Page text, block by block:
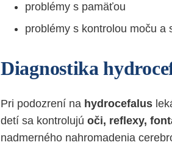
problémy s pamäťou
problémy s kontrolou moču a
Diagnostika
Pri podozrení na hydrocefalus
detí sa kontrolujú oči, reflexy,
nadmerného nahromadenia